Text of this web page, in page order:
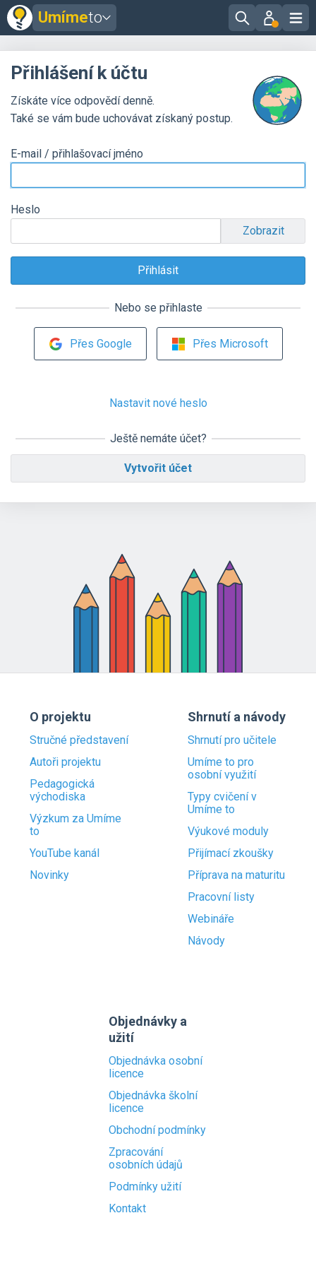
Umímeto
Přihlášení k účtu
Získáte více odpovědí denně.
Také se vám bude uchovávat získaný postup.
E-mail / přihlašovací jméno
Heslo
Zobrazit
Nebo se přihlaste
Přes Google Přes Microsoft
Nastavit nové heslo
Ještě nemáte účet?
Vytvořit účet
O projektu
Stručné představení
Autoři projektu
Pedagogická
východiska
Výzkum za Umíme
to
YouTube kanál
Novinky
Shrnutí a návody
Shrnutí pro učitele
Umíme to pro
osobní využití
Typy cvičení v
Umíme to
Výukové moduly
Přijímací zkoušky
Příprava na maturitu
Pracovní listy
Webináře
Návody
Objednávky a
užití
Objednávka osobní
licence
Objednávka školní
licence
Obchodní podmínky
Zpracování
osobních údajů
Podmínky užití
Kontakt